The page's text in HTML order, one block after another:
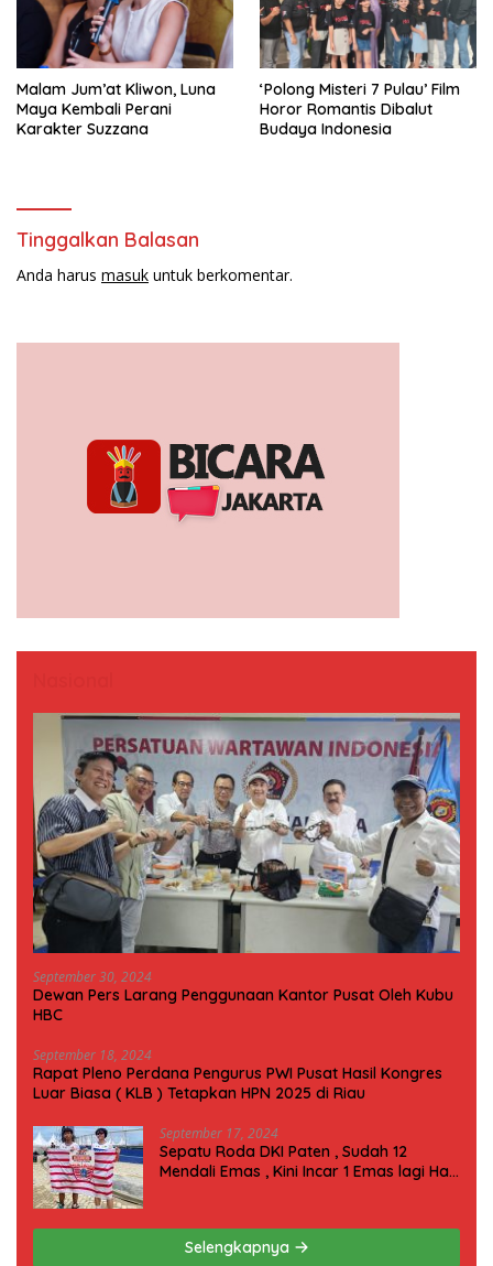
Malam Jum’at Kliwon, Luna
Maya Kembali Perani
Karakter Suzzana
‘Polong Misteri 7 Pulau’ Film
Horor Romantis Dibalut
Budaya Indonesia
Tinggalkan Balasan
Anda harus masuk untuk berkomentar.
September 30, 2024
Dewan Pers Larang Penggunaan Kantor Pusat Oleh Kubu
HBC
September 18, 2024
Rapat Pleno Perdana Pengurus PWI Pusat Hasil Kongres
Luar Biasa ( KLB ) Tetapkan HPN 2025 di Riau
September 17, 2024
Sepatu Roda DKI Paten , Sudah 12
Mendali Emas , Kini Incar 1 Emas lagi Hari
Selengkapnya